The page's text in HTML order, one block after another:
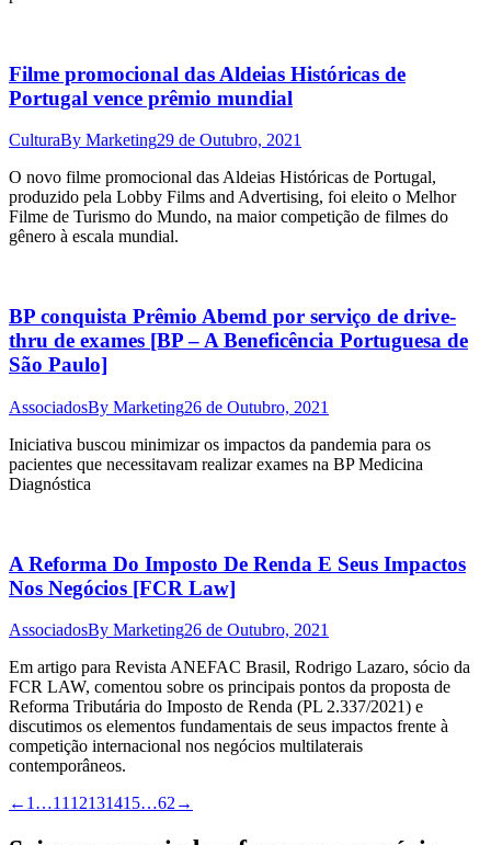
Filme promocional das Aldeias Históricas de
Portugal vence prêmio mundial
CulturaBy Marketing29 de Outubro, 2021
O novo filme promocional das Aldeias Históricas de Portugal,
produzido pela Lobby Films and Advertising, foi eleito o Melhor
Filme de Turismo do Mundo, na maior competição de filmes do
gênero à escala mundial.
BP conquista Prêmio Abemd por serviço de drive-
thru de exames [BP – A Beneficência Portuguesa de
São Paulo]
AssociadosBy Marketing26 de Outubro, 2021
Iniciativa buscou minimizar os impactos da pandemia para os
pacientes que necessitavam realizar exames na BP Medicina
Diagnóstica
A Reforma Do Imposto De Renda E Seus Impactos
Nos Negócios [FCR Law]
AssociadosBy Marketing26 de Outubro, 2021
Em artigo para Revista ANEFAC Brasil, Rodrigo Lazaro, sócio da
FCR LAW, comentou sobre os principais pontos da proposta de
Reforma Tributária do Imposto de Renda (PL 2.337/2021) e
discutimos os elementos fundamentais de seus impactos frente à
competição internacional nos negócios multilaterais
contemporâneos.
← 1 …11 12131415…62 →